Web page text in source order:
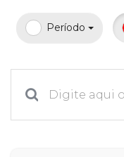
Período